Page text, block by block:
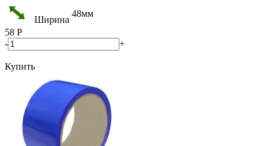
Ширина
48мм
58 Р
-
+
Купить